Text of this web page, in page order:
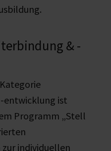
& -
entwicklung ist
Programm „Stell
individuellen